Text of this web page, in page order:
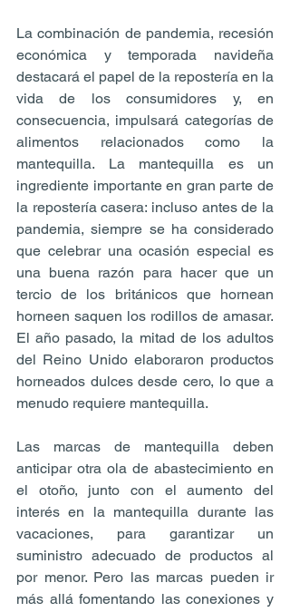
La combinación de pandemia, recesión
económica y temporada navideña
destacará el papel de la repostería en la
vida de los consumidores y, en
consecuencia, impulsará categorías de
alimentos relacionados como la
mantequilla. La mantequilla es un
ingrediente importante en gran parte de
la repostería casera: incluso antes de la
pandemia, siempre se ha considerado
que celebrar una ocasión especial es
una buena razón para hacer que un
tercio de los británicos que hornean
horneen saquen los rodillos de amasar.
El año pasado, la mitad de los adultos
del Reino Unido elaboraron productos
horneados dulces desde cero, lo que a
menudo requiere mantequilla.
Las marcas de mantequilla deben
anticipar otra ola de abastecimiento en
el otoño, junto con el aumento del
interés en la mantequilla durante las
vacaciones, para garantizar un
suministro adecuado de productos al
por menor. Pero las marcas pueden ir
más allá fomentando las conexiones y